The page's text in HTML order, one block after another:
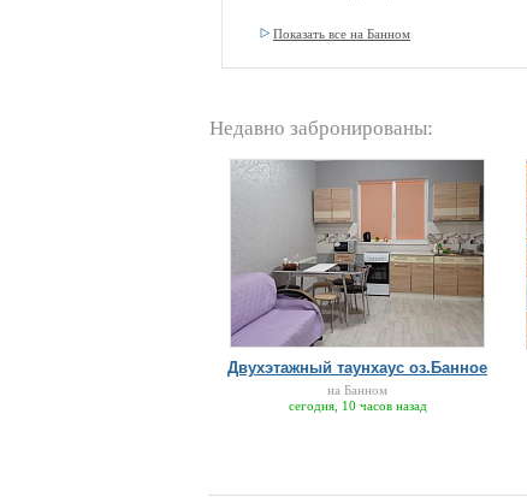
Показать все на Банном
Недавно забронированы:
Двухэтажный таунхаус оз.Банное
на Банном
сегодня, 10 часов назад